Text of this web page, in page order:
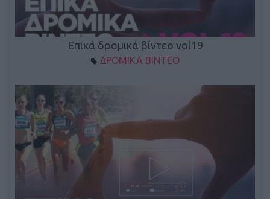
Επικά δρομικά βίντεο vol19
ΔΡΟΜΙΚΑ ΒΙΝΤΕΟ